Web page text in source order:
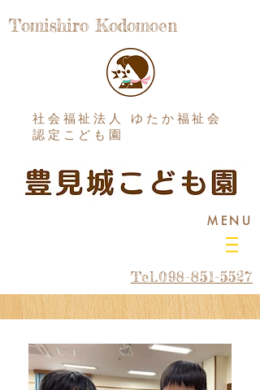
Tomishiro Kodomoen
社会福祉法人 ゆたか福祉会
認定こども園
MENU
Tel.098-851-5527